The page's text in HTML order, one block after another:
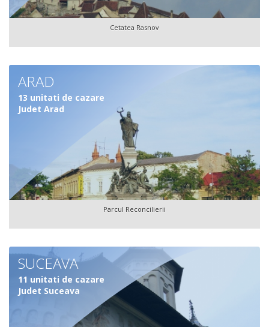
Cetatea Rasnov
ARAD
13 unitati de cazare
Judet Arad
Parcul Reconcilierii
SUCEAVA
11 unitati de cazare
Judet Suceava